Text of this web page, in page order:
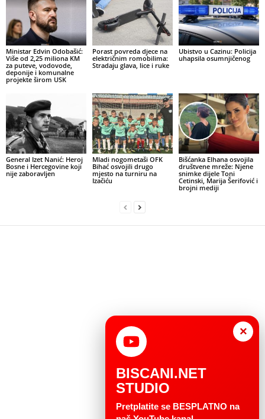
Ministar Edvin Odobašić:
Više od 2,25 miliona KM
za puteve, vodovode,
deponije i komunalne
projekte širom USK
Porast povreda djece na
električnim romobilima:
Stradaju glava, lice i ruke
Ubistvo u Cazinu: Policija
uhapsila osumnjičenog
General Izet Nanić: Heroj
Bosne i Hercegovine koji
nije zaboravljen
Mladi nogometaši OFK
Bihać osvojili drugo
mjesto na turniru na
Izačiću
Bišćanka Elhana osvojila
društvene mreže: Njene
snimke dijele Toni
Cetinski, Marija Šerifović i
brojni mediji
×
BISCANI.NET
STUDIO
Pretplatite se BESPLATNO na